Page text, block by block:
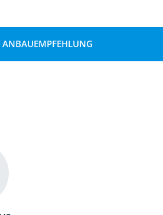
ANBAUEMPFEHLUNG